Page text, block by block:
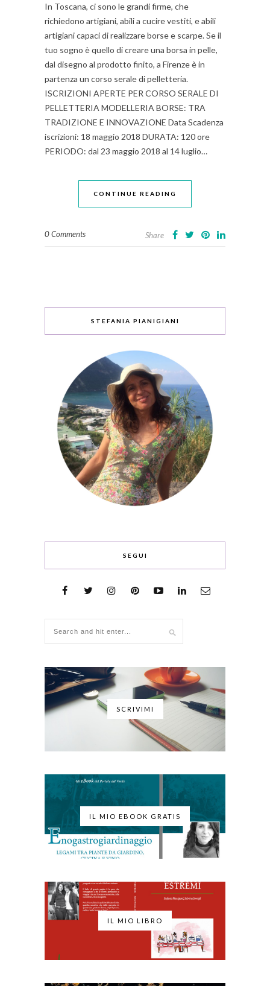
In Toscana, ci sono le grandi firme, che
richiedono artigiani, abili a cucire vestiti, e abili
artigiani capaci di realizzare borse e scarpe. Se il
tuo sogno è quello di creare una borsa in pelle,
dal disegno al prodotto finito, a Firenze è in
partenza un corso serale di pelletteria.
ISCRIZIONI APERTE PER CORSO SERALE DI
PELLETTERIA MODELLERIA BORSE: TRA
TRADIZIONE E INNOVAZIONE Data Scadenza
iscrizioni: 18 maggio 2018 DURATA: 120 ore
PERIODO: dal 23 maggio 2018 al 14 luglio…
CONTINUE READING
0 Comments Share
STEFANIA PIANIGIANI
SEGUI
SCRIVIMI
IL MIO EBOOK GRATIS
IL MIO LIBRO